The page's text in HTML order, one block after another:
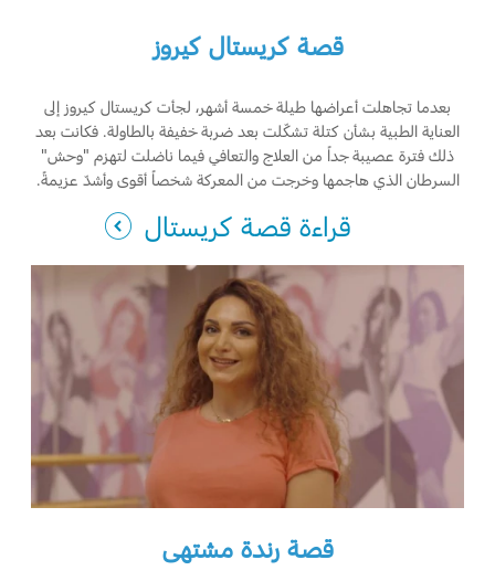
قصة كريستال كيروز
بعدما تجاهلت أعراضها طيلة خمسة أشهر، لجأت كريستال كيروز إلى
العناية الطبية بشأن كتلة تشكّلت بعد ضربة خفيفة بالطاولة. فكانت بعد
ذلك فترة عصيبة جداً من العلاج والتعافي فيما ناضلت لتهزم "وحش"
السرطان الذي هاجمها وخرجت من المعركة شخصاً أقوى وأشدّ عزيمةً.
قراءة قصة كريستال
قصة رندة مشتهى